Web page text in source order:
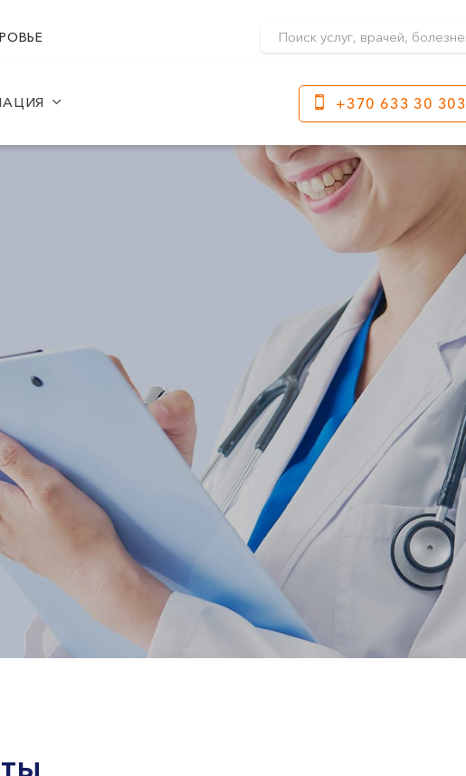
Клайпеда
VI 09:00 - 15:00
Кретинга
Часы работы:
VI, VII --
+370 633 30 303